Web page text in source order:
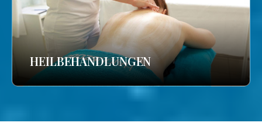
HEILBEHANDLUNGEN